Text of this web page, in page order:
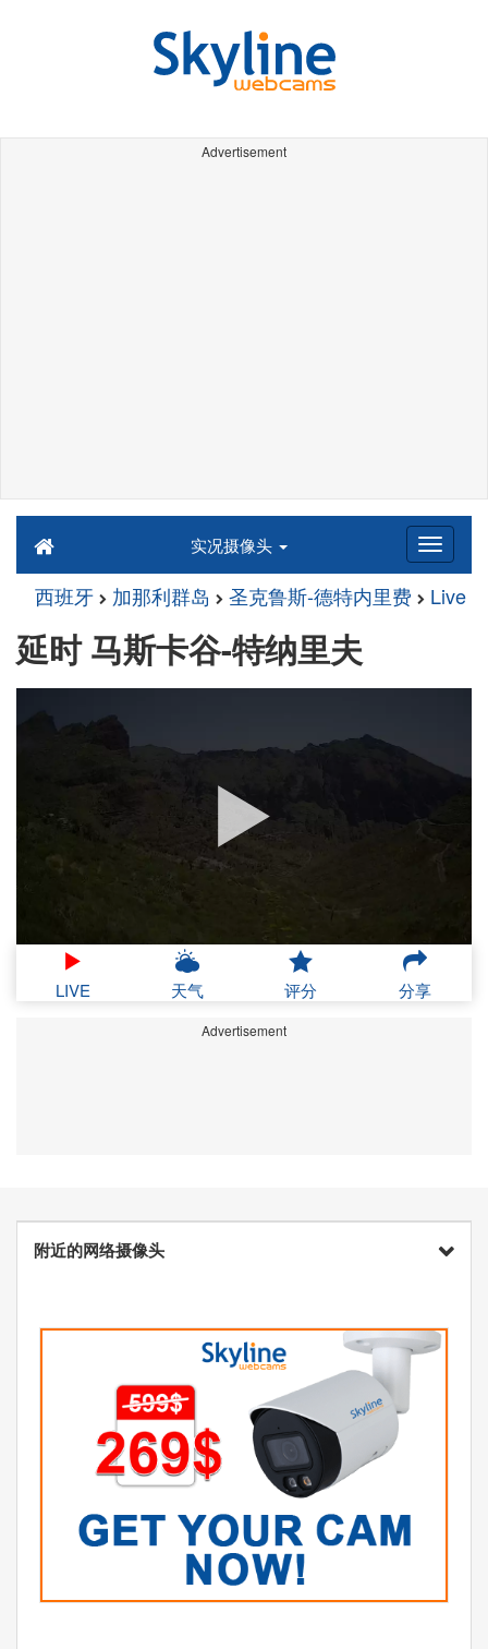
Advertisement
实况摄像头
西班牙 加那利群岛 圣克鲁斯-德特内里费 Live
延时 马斯卡谷-特纳里夫
LIVE 天气 评分 分享
Advertisement
附近的网络摄像头